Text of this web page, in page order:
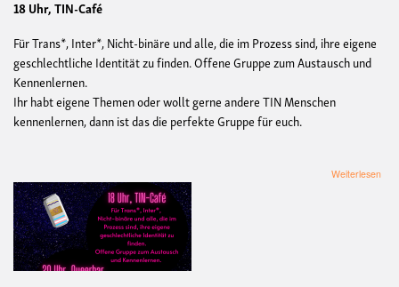
18 Uhr, TIN-Café
Für Trans*, Inter*, Nicht-binäre und alle, die im Prozess sind, ihre eigene
geschlechtliche Identität zu finden. Offene Gruppe zum Austausch und
Kennenlernen.
Ihr habt eigene Themen oder wollt gerne andere TIN Menschen
kennenlernen, dann ist das die perfekte Gruppe für euch.
Weiterlesen